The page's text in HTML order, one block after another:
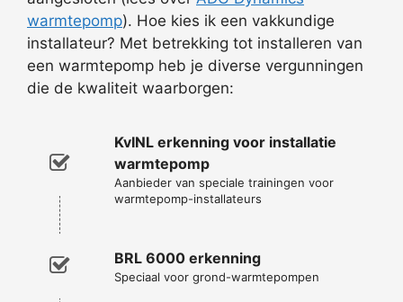
warmtepomp). Hoe kies ik een vakkundige
installateur? Met betrekking tot installeren van
een warmtepomp heb je diverse vergunningen
die de kwaliteit waarborgen:
KvINL erkenning voor installatie
warmtepomp
Aanbieder van speciale trainingen voor
warmtepomp-installateurs
BRL 6000 erkenning
Speciaal voor grond-warmtepompen